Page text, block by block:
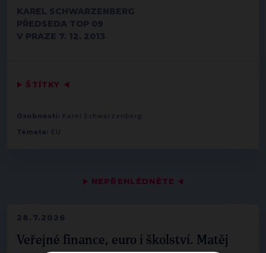
▶ NEPŘEHLÉDNĚTE ◀
28.7.2026
Veřejné finance, euro i školství. Matěj
KAREL SCHWARZENBERG
PŘEDSEDA TOP 09
V PRAZE 7. 12. 2013
▶ ŠTÍTKY ◀
Osobnosti: Karel Schwarzenberg
Témata: EU